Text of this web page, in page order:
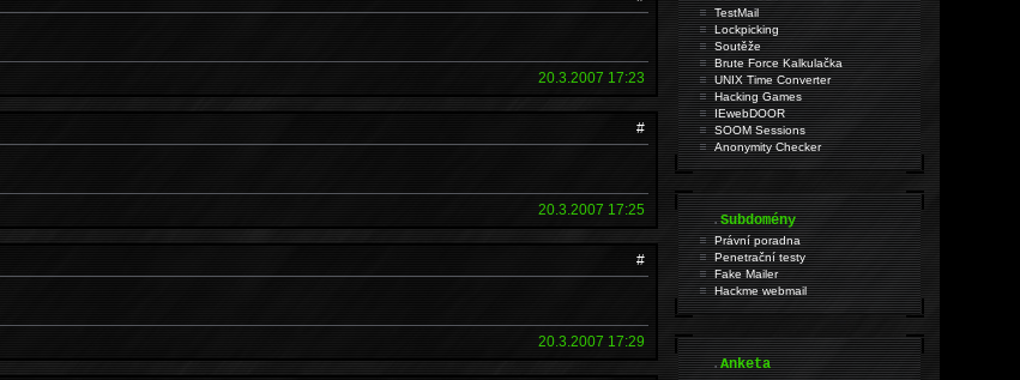
20.3.2007 17:23
#
20.3.2007 17:25
#
20.3.2007 17:29
TestMail
Lockpicking
Soutěže
Brute Force Kalkulačka
UNIX Time Converter
Hacking Games
IEwebDOOR
SOOM Sessions
Anonymity Checker
.Subdomény
Právní poradna
Penetrační testy
Fake Mailer
Hackme webmail
.Anketa